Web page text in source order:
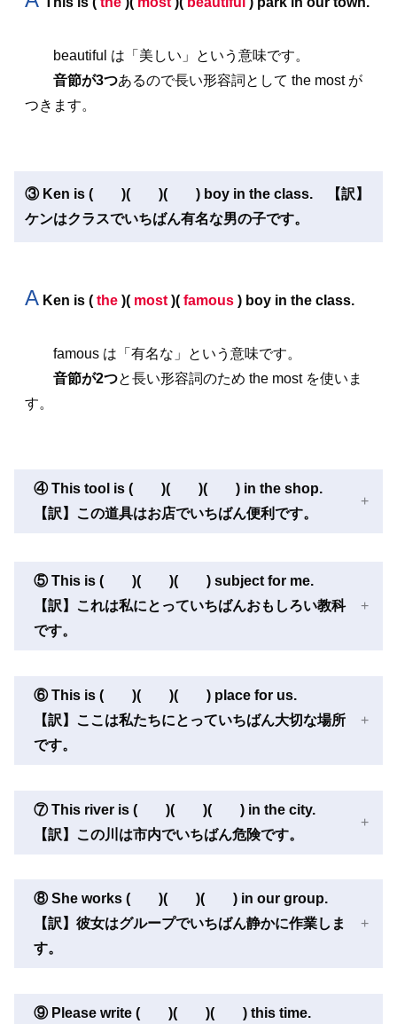
beautiful は「美しい」という意味です。
音節が3つあるので長い形容詞として the most が
つきます。
③ Ken is ( )( )( ) boy in the class. 【訳】
ケンはクラスでいちばん有名な男の子です。
A Ken is ( the )( most )( famous ) boy in the class.
famous は「有名な」という意味です。
音節が2つと長い形容詞のため the most を使いま
す。
④ This tool is ( )( )( ) in the shop.
【訳】この道具はお店でいちばん便利です。
⑤ This is ( )( )( ) subject for me.
【訳】これは私にとっていちばんおもしろい教科
です。
⑥ This is ( )( )( ) place for us.
【訳】ここは私たちにとっていちばん大切な場所
です。
⑦ This river is ( )( )( ) in the city.
【訳】この川は市内でいちばん危険です。
⑧ She works ( )( )( ) in our group.
【訳】彼女はグループでいちばん静かに作業しま
す。
⑨ Please write ( )( )( ) this time.